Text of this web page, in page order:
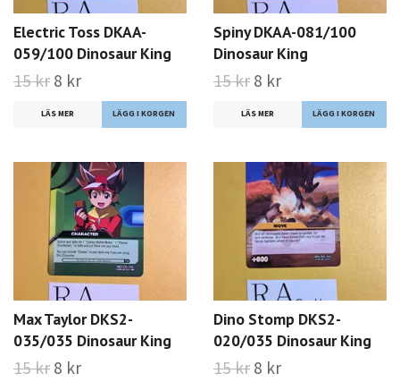
Electric Toss DKAA-
059/100 Dinosaur King
15 kr 8 kr
LÄS MER
Spiny DKAA-081/100
Dinosaur King
15 kr 8 kr
LÄS MER
Max Taylor DKS2-
035/035 Dinosaur King
15 kr 8 kr
Dino Stomp DKS2-
020/035 Dinosaur King
15 kr 8 kr